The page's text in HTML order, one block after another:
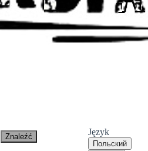
Język
Польский
Znaleźć